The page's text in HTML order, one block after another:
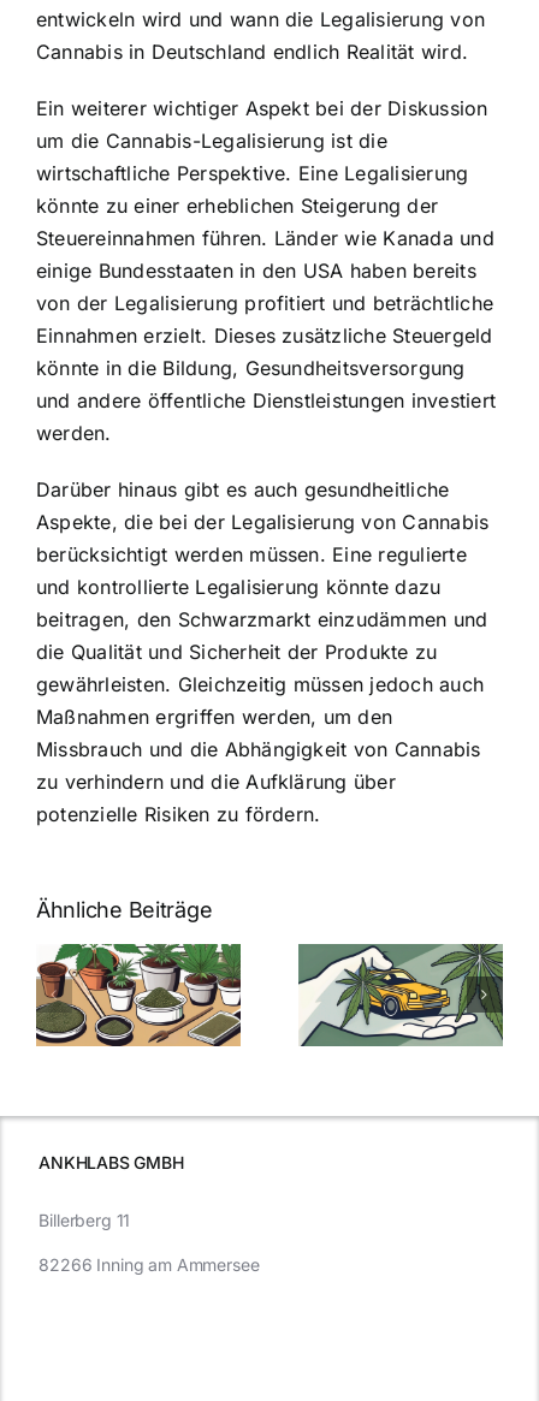
entwickeln wird und wann die Legalisierung von
Cannabis in Deutschland endlich Realität wird.
Ein weiterer wichtiger Aspekt bei der Diskussion
um die Cannabis-Legalisierung ist die
wirtschaftliche Perspektive. Eine Legalisierung
könnte zu einer erheblichen Steigerung der
Steuereinnahmen führen. Länder wie Kanada und
einige Bundesstaaten in den USA haben bereits
von der Legalisierung profitiert und beträchtliche
Einnahmen erzielt. Dieses zusätzliche Steuergeld
könnte in die Bildung, Gesundheitsversorgung
und andere öffentliche Dienstleistungen investiert
werden.
Darüber hinaus gibt es auch gesundheitliche
Aspekte, die bei der Legalisierung von Cannabis
berücksichtigt werden müssen. Eine regulierte
und kontrollierte Legalisierung könnte dazu
beitragen, den Schwarzmarkt einzudämmen und
die Qualität und Sicherheit der Produkte zu
gewährleisten. Gleichzeitig müssen jedoch auch
Maßnahmen ergriffen werden, um den
Missbrauch und die Abhängigkeit von Cannabis
zu verhindern und die Aufklärung über
potenzielle Risiken zu fördern.
Ähnliche Beiträge
Neue THC-
Grenzwert-
Regelung:
Was Sie über
Cannabis und
müssen
Cannabis
Samen
kaufen: Alles
was Sie
ANKHLABS GMBH
Billerberg 11
82266 Inning am Ammersee